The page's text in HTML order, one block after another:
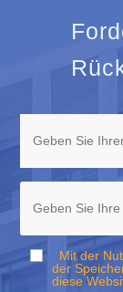
Mit der
der
diese